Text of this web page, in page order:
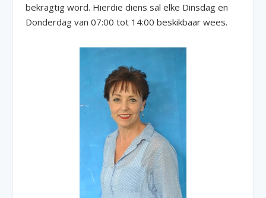
bekragtig word. Hierdie diens sal elke Dinsdag en
Donderdag van 07:00 tot 14:00 beskikbaar wees.